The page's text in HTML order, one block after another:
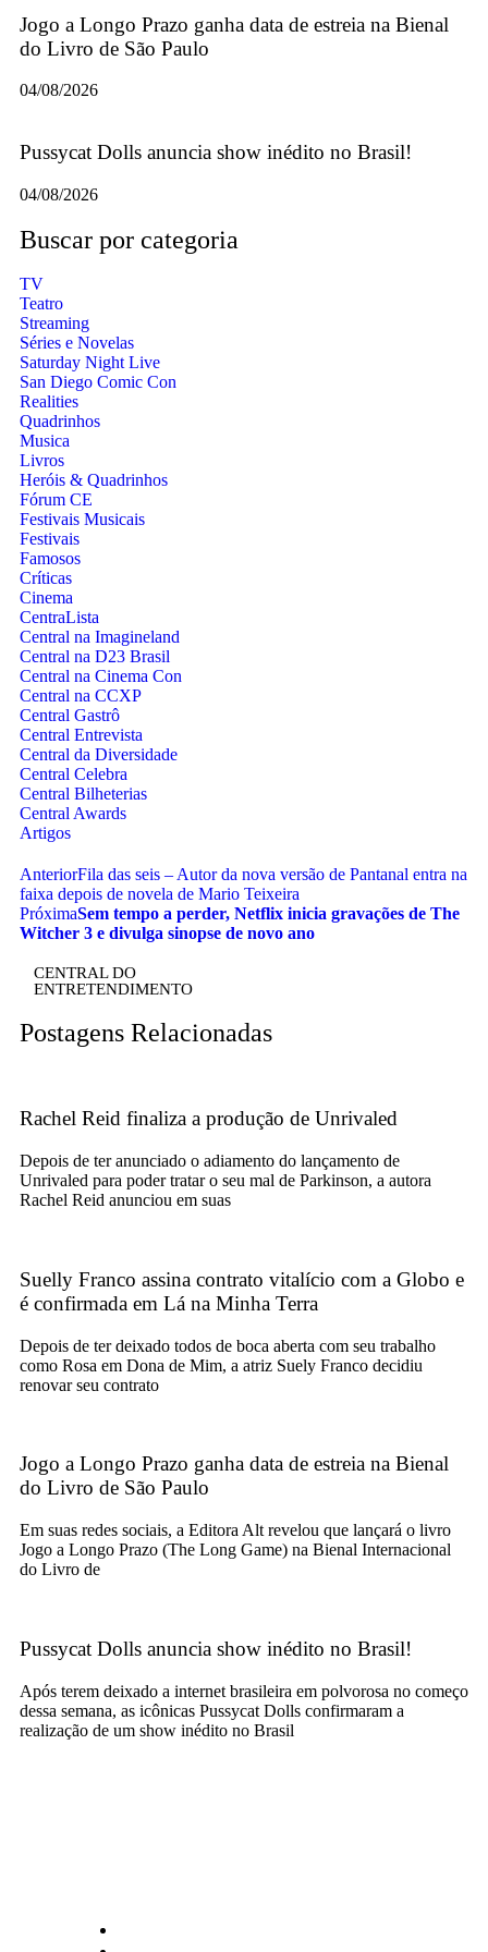
Jogo a Longo Prazo ganha data de estreia na Bienal
do Livro de São Paulo
04/08/2026
Pussycat Dolls anuncia show inédito no Brasil!
04/08/2026
Buscar por categoria
TV
Teatro
Streaming
Séries e Novelas
Saturday Night Live
San Diego Comic Con
Realities
Quadrinhos
Musica
Livros
Heróis & Quadrinhos
Fórum CE
Festivais Musicais
Festivais
Famosos
Críticas
Cinema
CentraLista
Central na Imagineland
Central na D23 Brasil
Central na Cinema Con
Central na CCXP
Central Gastrô
Central Entrevista
Central da Diversidade
Central Celebra
Central Bilheterias
Central Awards
Artigos
AnteriorFila das seis – Autor da nova versão de Pantanal entra na
faixa depois de novela de Mario Teixeira
PróximaSem tempo a perder, Netflix inicia gravações de The
Witcher 3 e divulga sinopse de novo ano
CENTRAL DO
ENTRETENDIMENTO
Postagens Relacionadas
Rachel Reid finaliza a produção de Unrivaled
Depois de ter anunciado o adiamento do lançamento de
Unrivaled para poder tratar o seu mal de Parkinson, a autora
Rachel Reid anunciou em suas
Suelly Franco assina contrato vitalício com a Globo e
é confirmada em Lá na Minha Terra
Depois de ter deixado todos de boca aberta com seu trabalho
como Rosa em Dona de Mim, a atriz Suely Franco decidiu
renovar seu contrato
Jogo a Longo Prazo ganha data de estreia na Bienal
do Livro de São Paulo
Em suas redes sociais, a Editora Alt revelou que lançará o livro
Jogo a Longo Prazo (The Long Game) na Bienal Internacional
do Livro de
Pussycat Dolls anuncia show inédito no Brasil!
Após terem deixado a internet brasileira em polvorosa no começo
dessa semana, as icônicas Pussycat Dolls confirmaram a
realização de um show inédito no Brasil